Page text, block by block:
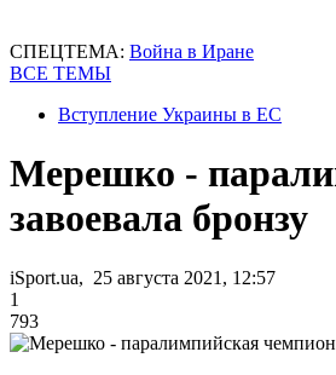
СПЕЦТЕМА: Война в Иране
ВСЕ ТЕМЫ
Вступление Украины в ЕС
Мерешко -
завоевала бронзу
iSport.ua, 25 августа 2021, 12:57
1
793